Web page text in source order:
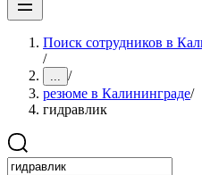
Поиск сотрудников в
/
... /
резюме в Калининграде/
гидравлик